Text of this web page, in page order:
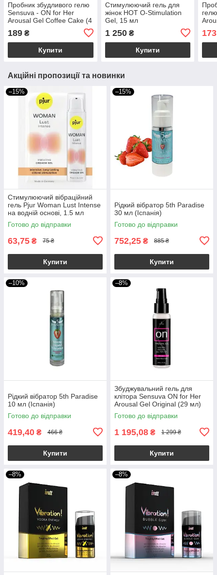
Пробник збудливого гелю
Sensuva - ON for Her
Arousal Gel Coffee Cake (4
189 ₴
Купити
Стимулюючий гель для
жінок HOT O-Stimulation
Gel, 15 мл
1 250₴
Купити
Акційні пропозиції та новинки
–15%
Стимулюючий вібраційний
гель Pjur Woman Lust Intense
на водній основі, 1.5 мл
Готово до відправки
63,75 ₴ 75 ₴
Купити
–15%
Рідкий вібратор 5th Paradise
30 мл (Іспанія)
Готово до відправки
752,25 ₴ 885 ₴
Купити
–10%
Рідкий вібратор 5th Paradise
10 мл (Іспанія)
Готово до відправки
419,40 ₴ 466 ₴
Купити
–8%
Збуджувальний гель для
клітора Sensuva ON for Her
Arousal Gel Original (29 мл)
рідкий вібратор
Готово до відправки
1 195,08 ₴ 1 299 ₴
Купити
–8% –8%